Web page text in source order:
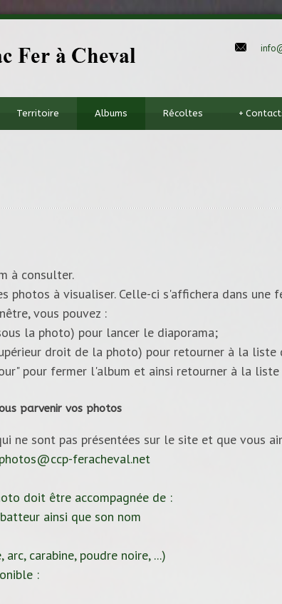
Territoire Albums Récoltes +
à consulter.
photos à visualiser. Celle-ci s'affichera dans une
vous pouvez :
la photo) pour lancer le diaporama;
droit de la photo) pour retourner à la liste
pour fermer l'album et ainsi retourner à la liste
parvenir vos photos
ne sont pas présentées sur le site et que vous
photos@ccp-feracheval.net
doit être accompagnée de :
ainsi que son nom
carabine, poudre noire, ...)
: